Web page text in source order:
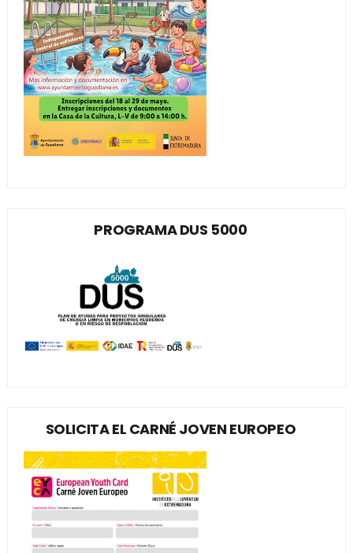
PROGRAMA DUS 5000
SOLICITA EL CARNÉ JOVEN EUROPEO